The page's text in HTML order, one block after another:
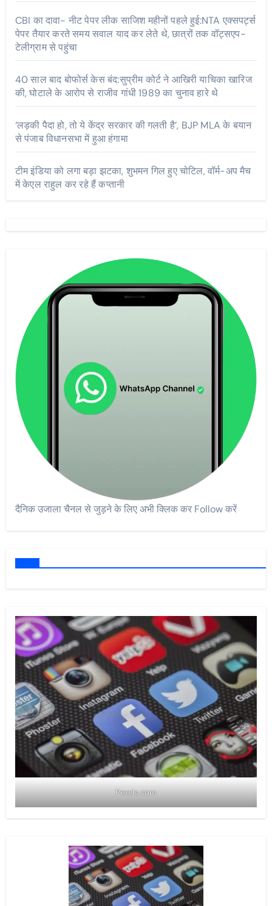
CBI का दावा- नीट पेपर लीक साजिश महीनों पहले हुई:NTA एक्सपर्ट्स
पेपर तैयार करते समय सवाल याद कर लेते थे, छात्रों तक वॉट्सएप-
टेलीग्राम से पहुंचा
40 साल बाद बोफोर्स केस बंद:सुप्रीम कोर्ट ने आखिरी याचिका खारिज
की, घोटाले के आरोप से राजीव गांधी 1989 का चुनाव हारे थे
‘लड़की पैदा हो, तो ये केंद्र सरकार की गलती है’, BJP MLA के बयान
से पंजाब विधानसभा में हुआ हंगामा
टीम इंडिया को लगा बड़ा झटका, शुभमन गिल हुए चोटिल, वॉर्म-अप मैच
में केएल राहुल कर रहे हैं कप्तानी
दैनिक उजाला चैनल से जुड़ने के लिए अभी क्लिक कर Follow करें
Pexels.com